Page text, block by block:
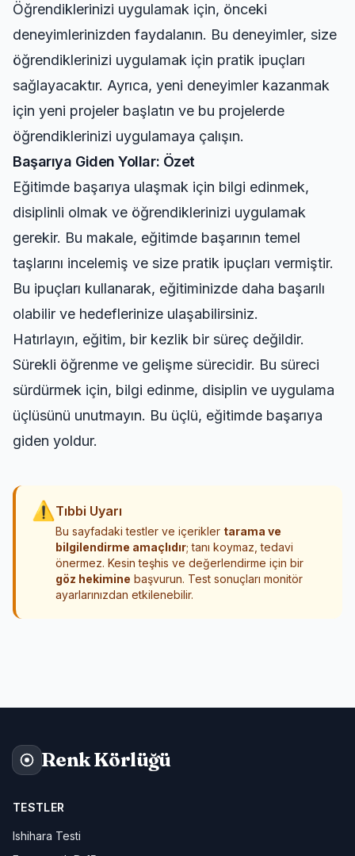
Öğrendiklerinizi uygulamak için, önceki
deneyimlerinizden faydalanın. Bu deneyimler, size
öğrendiklerinizi uygulamak için pratik ipuçları
sağlayacaktır. Ayrıca, yeni deneyimler kazanmak
için yeni projeler başlatın ve bu projelerde
öğrendiklerinizi uygulamaya çalışın.
Başarıya Giden Yollar: Özet
Eğitimde başarıya ulaşmak için bilgi edinmek,
disiplinli olmak ve öğrendiklerinizi uygulamak
gerekir. Bu makale, eğitimde başarının temel
taşlarını incelemiş ve size pratik ipuçları vermiştir.
Bu ipuçları kullanarak, eğitiminizde daha başarılı
olabilir ve hedeflerinize ulaşabilirsiniz.
Hatırlayın, eğitim, bir kezlik bir süreç değildir.
Sürekli öğrenme ve gelişme sürecidir. Bu süreci
sürdürmek için, bilgi edinme, disiplin ve uygulama
üçlüsünü unutmayın. Bu üçlü, eğitimde başarıya
giden yoldur.
⚠ Tıbbi Uyarı
Bu sayfadaki testler ve içerikler tarama ve
bilgilendirme amaçlıdır; tanı koymaz, tedavi
önermez. Kesin teşhis ve değerlendirme için bir
göz hekimine başvurun. Test sonuçları monitör
ayarlarınızdan etkilenebilir.
Renk Körlüğü
TESTLER
Ishihara Testi